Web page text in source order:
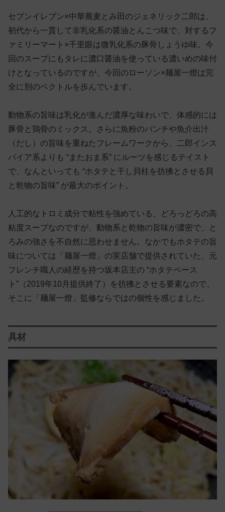
セブンイレブン×中華蕎麦とみ田のジェネリック二郎は、
初代から一貫して非乳化系の醤油とんこつ味で、対するフ
ァミリーマート×千里眼は微乳化系の豚骨しょうゆ味。今
回のスープにもタレに濃口醤油を使っている濃いめの味付
けとなっているのですが、今回のローソン×麺屋一燈は完
全に別のベクトルを歩んでいます。
動物系の旨味は乳化が進んだ濃厚な味わいで、体感的には
豚骨と鶏骨のミックス。さらに魚粉のパンチや魚介出汁
（だし）の旨味を重ねたフレームワークから、二郎インス
パイア系よりも “またおま系” にルーツを感じるテイスト
で、なんといっても “ホタテと干し貝柱を彷彿とさせる貝
と乾物の旨味” が最大のポイント。
人工的なトロミ成分で粘性を強めている、どろっどろの高
粘度スープなのですが、動物系と乾物の旨味が濃密で、と
ろみの強さを不自然に思わせません。なかでもホタテの旨
味については「麺屋一燈」の実店舗で提供されていた、元
フレンチ職人の経歴を持つ坂本店主の “ホタテペース
ト”（2019年10月提供終了）を彷彿とさせる要素なので、
そこに「麺屋一燈」監修ならではの個性を感じました。
具材